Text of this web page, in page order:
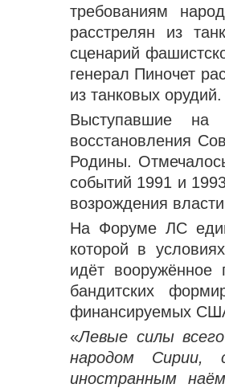
требованиям
расстрелян из
сценарий
генерал Пиночет
из танковых орудий.
Выступавшие
восстановления
Родины.
событий 1991 и
возрождения
На Форуме ЛС
которой в
идёт
бандитских
финансируемых
«Левые силы
народом Сирии,
иностранным